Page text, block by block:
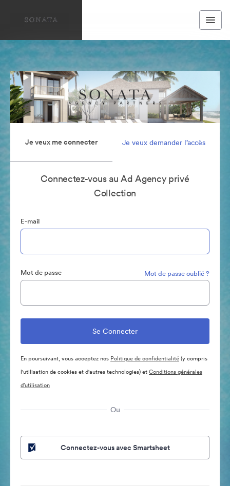
Je veux me connecter Je veux demander l’accès
Connectez-vous au Ad Agency privé
Collection
E-mail
Mot de passe Mot de passe oublié ?
En poursuivant, vous acceptez nos Politique de confidentialité(y compris
l'utilisation de cookies et d'autres technologies) etConditions générales
d’utilisation
Ou
Connectez-vous avec Smartsheet